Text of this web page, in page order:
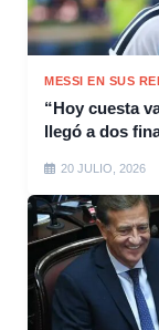
MESSI EN SUS
“Hoy cuesta
llegó a dos
20 JULIO, 2026